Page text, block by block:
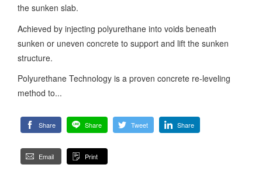
the sunken slab.
Achieved by injecting polyurethane into voids beneath
sunken or uneven concrete to support and lift the sunken
structure.
Polyurethane Technology is a proven concrete re-leveling
method to...
Share Share Tweet Share
Email Print